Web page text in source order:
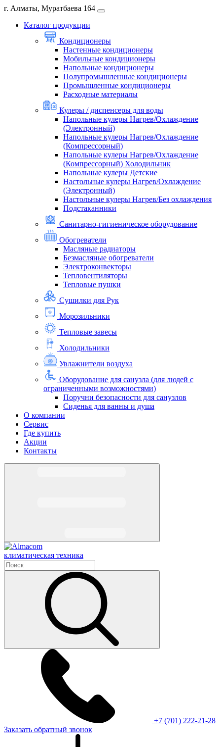
г. Алматы, Муратбаева 164
Каталог продукции
Кондиционеры
Настенные кондиционеры
Мобильные кондиционеры
Напольные кондиционеры
Полупромышленные кондиционеры
Промышленные кондиционеры
Расходные материалы
Кулеры / диспенсеры для воды
Напольные кулеры Нагрев/Охлаждение
(Электронный)
Напольные кулеры Нагрев/Охлаждение
(Компрессорный)
Напольные кулеры Нагрев/Охлаждение
(Компрессорный) Холодильник
Напольные кулеры Детские
Настольные кулеры Нагрев/Охлаждение
(Электронный)
Настольные кулеры Нагрев/Без охлаждения
Подстаканники
Санитарно-гигиеническое оборудование
Обогреватели
Масляные радиаторы
Безмасляные обогреватели
Электроконвекторы
Тепловентиляторы
Тепловые пушки
Сушилки для Рук
Морозильники
Тепловые завесы
Холодильники
Увлажнители воздуха
Оборудование для санузла (для людей с
ограниченными возможностями)
Поручни безопасности для санузлов
Сиденья для ванны и душа
О компании
Сервис
Где купить
Акции
Контакты
климатическая техника
+7 (701) 222-21-28
Заказать обратный звонок